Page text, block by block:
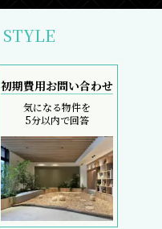
STYLE
初期費用お問い合わせ
気になる物件を
5分以内で回答